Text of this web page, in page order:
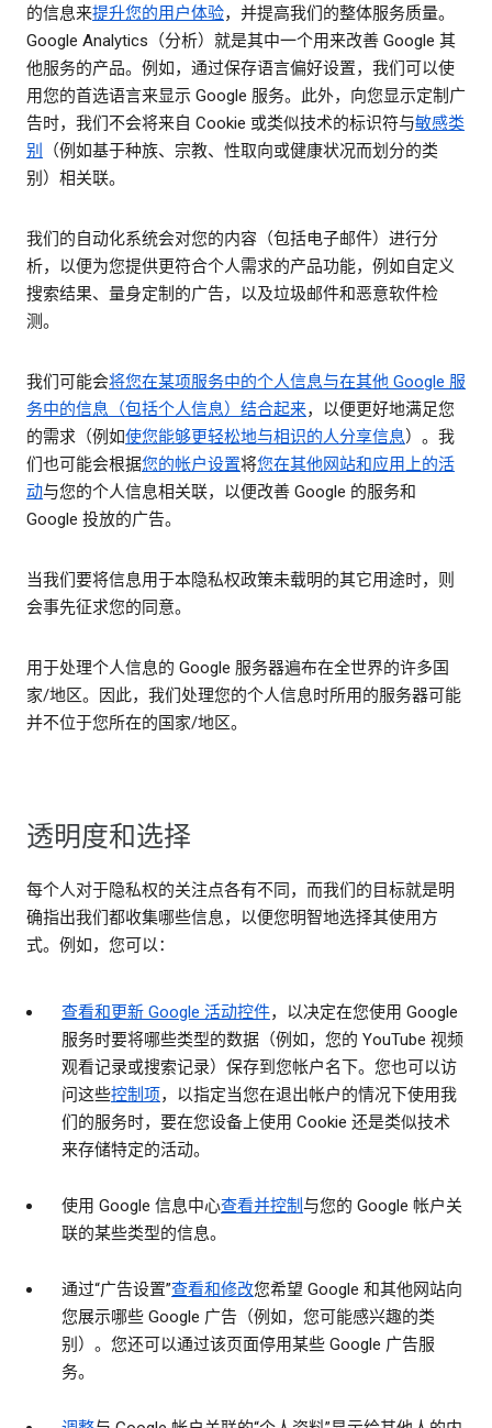
的信息来提升您的用户体验，并提高我们的整体服务质量。
Google Analytics（分析）就是其中一个用来改善 Google 其
他服务的产品。例如，通过保存语言偏好设置，我们可以使
用您的首选语言来显示 Google 服务。此外，向您显示定制广
告时，我们不会将来自 Cookie 或类似技术的标识符与敏感类
别
（例如基于种族、宗教、性取向或健康状况而划分的类
别）相关联。
我们的自动化系统会对您的内容（包括电子邮件）进行分
析，以便为您提供更符合个人需求的产品功能，例如自定义
搜索结果、量身定制的广告，以及垃圾邮件和恶意软件检
测。
我们可能会将您在某项服务中的个人信息与在其他 Google 服
务中的信息（包括个人信息）结合起来，以便更好地满足您
的需求（例如使您能够更轻松地与相识的人分享信息）。我
们也可能会根据您的帐户设置将您在其他网站和应用上的活
动与您的个人信息相关联，以便改善 Google 的服务和
Google 投放的广告。
当我们要将信息用于本隐私权政策未载明的其它用途时，则
会事先征求您的同意。
用于处理个人信息的 Google 服务器遍布在全世界的许多国
家/地区。因此，我们处理您的个人信息时所用的服务器可能
并不位于您所在的国家/地区。
透明度和选择
每个人对于隐私权的关注点各有不同，而我们的目标就是明
确指出我们都收集哪些信息，以便您明智地选择其使用方
式。例如，您可以：
查看和更新 Google 活动控件，以决定在您使用 Google
服务时要将哪些类型的数据（例如，您的 YouTube 视频
观看记录或搜索记录）保存到您帐户名下。您也可以访
问这些控制项，以指定当您在退出帐户的情况下使用我
们的服务时，要在您设备上使用 Cookie 还是类似技术
来存储特定的活动。
使用 Google 信息中心查看并控制与您的 Google 帐户关
联的某些类型的信息。
通过“广告设置”查看和修改您希望 Google 和其他网站向
您展示哪些 Google 广告（例如，您可能感兴趣的类
别）。您还可以通过该页面停用某些 Google 广告服
务。